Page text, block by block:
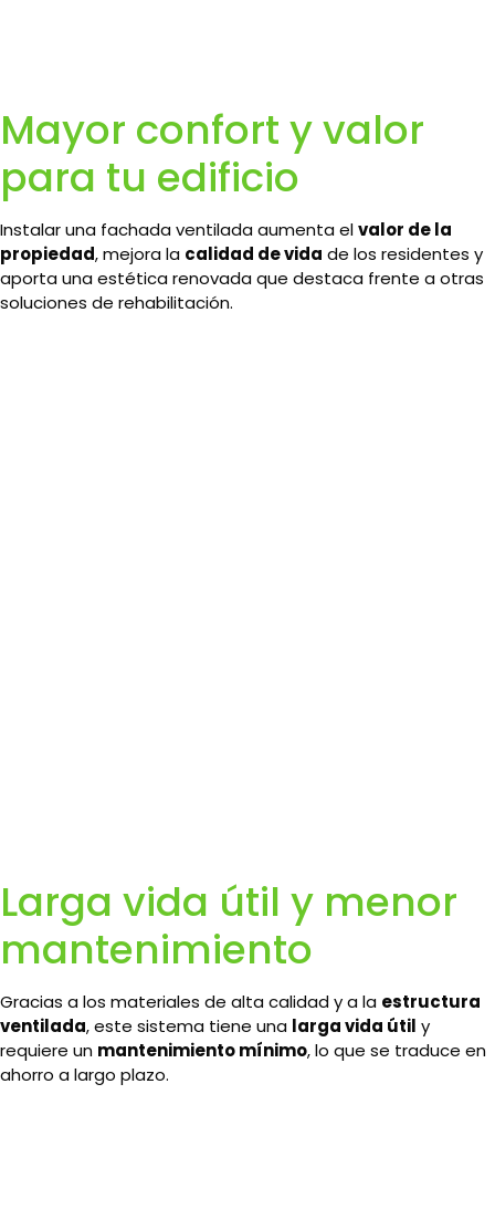
Mayor confort y valor
para tu edificio
Instalar una fachada ventilada aumenta elvalor de la
propiedad, mejora la calidad de vida de los residentes y
aporta una estética renovada que destaca frente a otras
soluciones de rehabilitación.
Larga vida útil y menor
mantenimiento
Gracias a los materiales de alta calidad y a la estructura
ventilada, este sistema tiene una larga vida útil y
requiere un mantenimiento mínimo, lo que se traduce en
ahorro a largo plazo.